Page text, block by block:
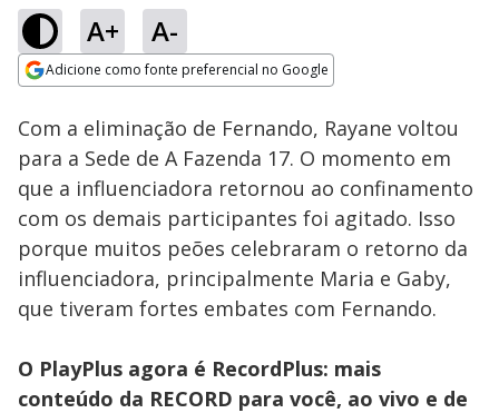
A+ A-
Adicione como fonte preferencial no Google
Ativar
Loaded
35.93%
Com a eliminação de Fernando, Rayane voltou
para a Sede de A Fazenda 17. O momento em
que a influenciadora retornou ao confinamento
com os demais participantes foi agitado. Isso
porque muitos peões celebraram o retorno da
influenciadora, principalmente Maria e Gaby,
que tiveram fortes embates com Fernando.
O PlayPlus agora é RecordPlus: mais
conteúdo da RECORD para você, ao vivo e de